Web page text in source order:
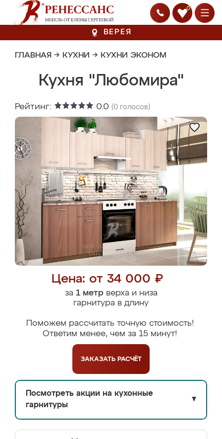
0
ВЕРЕЯ
ГЛАВНАЯ → КУХНИ → КУХНИ ЭКОНОМ
Кухня "Любомира"
Рейтинг: 0.0 (0 голосов)
Цена: от 34 000 ₽
за 1 метрверха и низа
гарнитура в длину
Поможем рассчитать точную стоимость!
Ответим менее, чем за 15 минут!
ЗАКАЗАТЬ РАСЧЁТ
Посмотреть акции на кухонные
гарнитуры
▼